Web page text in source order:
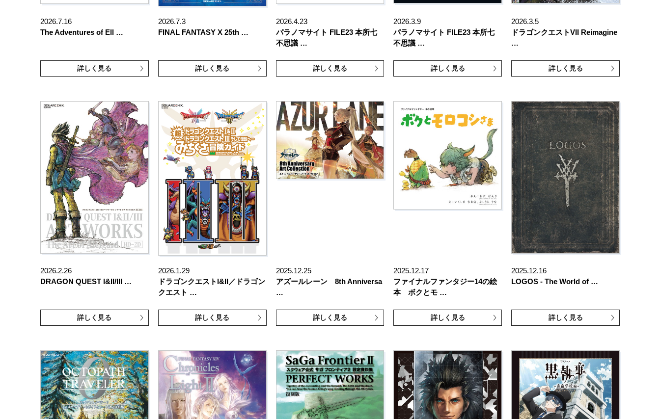
2026.7.16
The Adventures of Ell …
詳しく見る
2026.7.3
FINAL FANTASY X 25th …
詳しく見る
2026.4.23
パラノマサイト FILE23 本所七
不思議 …
詳しく見る
2026.3.9
パラノマサイト FILE23 本所七
不思議 …
詳しく見る
2026.3.5
ドラゴンクエストVII Reimagine
…
詳しく見る
2026.2.26
DRAGON QUEST I&II/III …
詳しく見る
2026.1.29
ドラゴンクエストI&II／ドラゴン
クエスト …
詳しく見る
2025.12.25
アズールレーン 8th Anniversa
…
詳しく見る
2025.12.17
ファイナルファンタジー14の絵
本 ボクとモ …
詳しく見る
2025.12.16
LOGOS - The World of …
詳しく見る